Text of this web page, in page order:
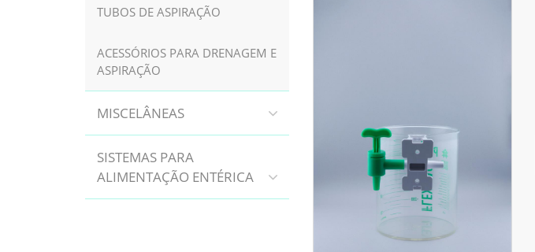
TUBOS DE ASPIRAÇÃO
ACESSÓRIOS PARA DRENAGEM E
ASPIRAÇÃO
MISCELÂNEAS
SISTEMAS PARA
ALIMENTAÇÃO ENTÉRICA